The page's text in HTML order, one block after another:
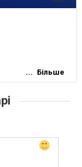
Більше